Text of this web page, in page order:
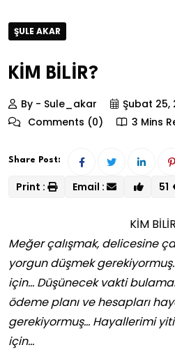
ŞULE AKAR
KİM BİLİR?
By - Sule_akar
Şubat 25,
Comments (0)
3 Mins
Share Post:
Print : Email : 51
KİM
Meğer çalışmak, delicesine
yorgun düşmek
için… Düşünecek vakti
ödeme planı ve hesapları
gerekiyormuş… Hayallerimi
için…